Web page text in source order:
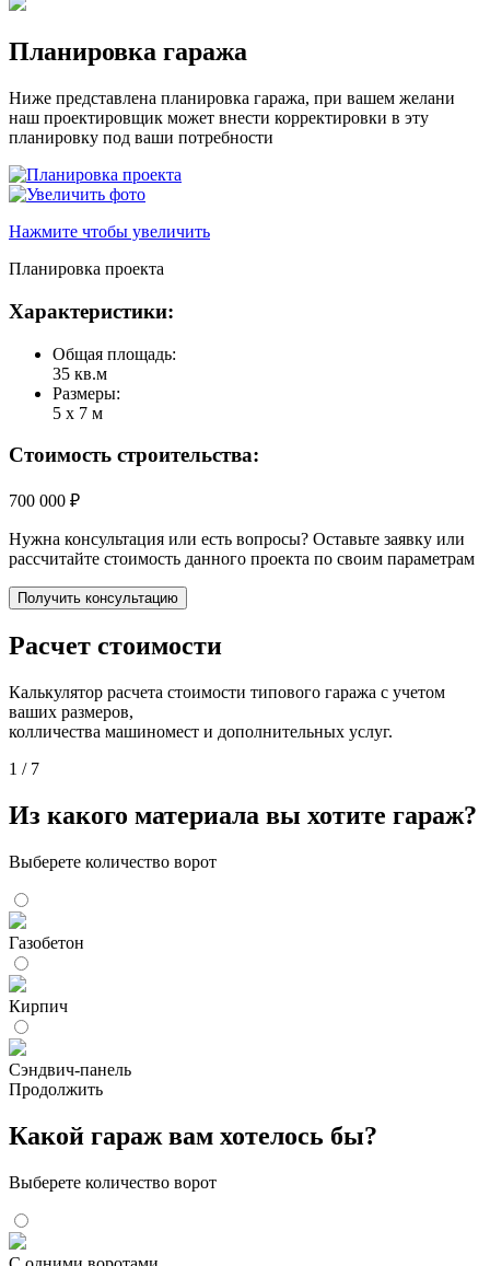
Планировка гаража
Ниже представлена планировка гаража, при вашем желани
наш проектировщик может внести корректировки в эту
планировку под ваши потребности
Нажмите чтобы увеличить
Планировка проекта
Характеристики:
Общая площадь:
35 кв.м
Размеры:
5 х 7 м
Стоимость строительства:
700 000 ₽
Нужна консультация или есть вопросы? Оставьте заявку или
рассчитайте стоимость данного проекта по своим параметрам
Получить консультацию
Расчет стоимости
Калькулятор расчета стоимости типового гаража с учетом
ваших размеров,
колличества машиномест и дополнительных услуг.
1 / 7
Из какого материала вы хотите гараж?
Выберете количество ворот
Газобетон
Кирпич
Сэндвич-панель
Продолжить
Какой гараж вам хотелось бы?
Выберете количество ворот